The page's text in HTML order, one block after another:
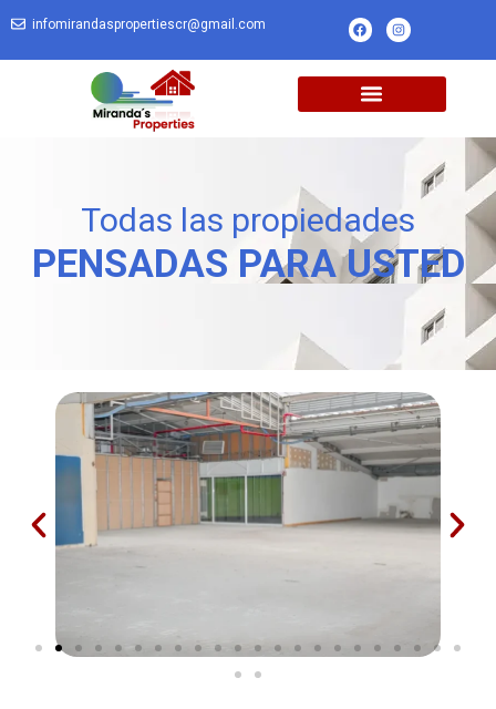
infomirandaspropertiescr@gmail.com
Todas las propiedades
PENSADAS PARA USTED